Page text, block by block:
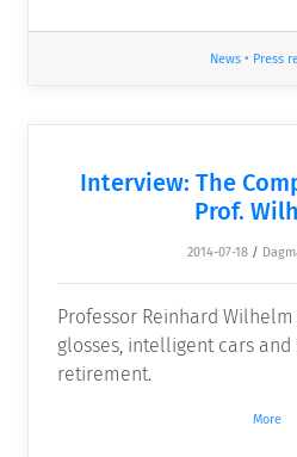
News• Press
Interview: The
Prof.
2014-07-18 /
Professor Reinhard
glosses, intelligent cars and
retirement.
More